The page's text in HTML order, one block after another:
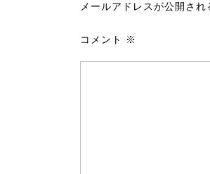
メールアドレスが公開され
コメント ※